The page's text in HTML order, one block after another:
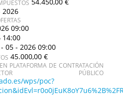
54.450,00 €
2026
09:00
14:00
05 - 2026 09:00
45.000,00 €
PLATAFORMA DE CONTRATACIÓN
PÚBLICO
wps/poc?